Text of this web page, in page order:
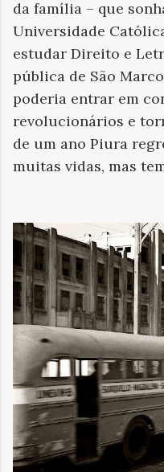
da família – que
Universidade
estudar Direito e
pública de São
poderia entrar em
revolucionários e
de um ano Piura
muitas vidas, mas